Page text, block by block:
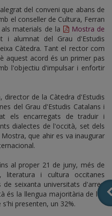
del conveni que abans de
el conseller de Cultura, Ferran
materials de la
Mostra de
i alumnat del Grau d'Estudis
Càtedra. Tant el rector com
aquest acord és un primer pas
l'objectiu d'impulsar i enfortir
director de la Càtedra d'Estudis
del Grau d'Estudis Catalans i
els encarregats de traduir i
dialectes de l'occità, set dels
que ahir es va inaugurar
al proper 21 de juny, més de
literatura i cultura occitanes
seixanta universitats d'arreu
és la llengua majoritària de les
presenten, un 32%.